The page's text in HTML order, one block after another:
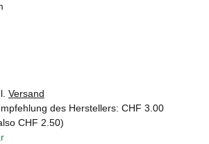
Versand
des Herstellers: CHF 3.00
CHF 2.50)